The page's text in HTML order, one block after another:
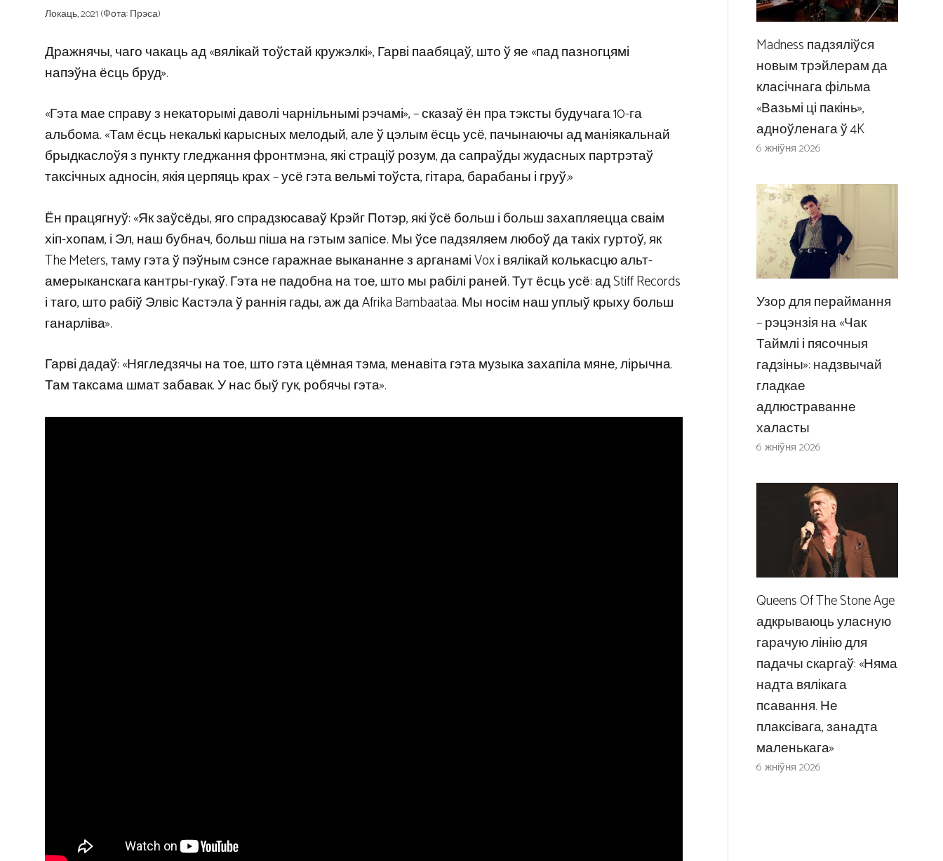
Локаць, 2021 (Фота: Прэса)
Дражнячы, чаго чакаць ад «вялікай тоўстай кружэлкі», Гарві паабяцаў, што ў яе «пад пазногцямі
напэўна ёсць бруд».
«Гэта мае справу з некаторымі даволі чарнільнымі рэчамі», – сказаў ён пра тэксты будучага 10-га
альбома. «Там ёсць некалькі карысных мелодый, але ў цэлым ёсць усё, пачынаючы ад маніякальнай
брыдкаслоўя з пункту гледжання фронтмэна, які страціў розум, да сапраўды жудасных партрэтаў
таксічных адносін, якія церпяць крах – усё гэта вельмі тоўста, гітара, барабаны і груў.»
Ён працягнуў: «Як заўсёды, яго спрадзюсаваў Крэйг Потэр, які ўсё больш і больш захапляецца сваім
хіп-хопам, і Эл, наш бубнач, больш піша на гэтым запісе. Мы ўсе падзяляем любоў да такіх гуртоў, як
The Meters, таму гэта ў пэўным сэнсе гаражнае выкананне з арганамі Vox і вялікай колькасцю альт-
амерыканскага кантры-гукаў. Гэта не падобна на тое, што мы рабілі раней. Тут ёсць усё: ад Stiff Records
і таго, што рабіў Элвіс Кастэла ў раннія гады, аж да Afrika Bambaataa. Мы носім наш уплыў крыху больш
ганарліва».
Гарві дадаў: «Нягледзячы на ​​тое, што гэта цёмная тэма, менавіта гэта музыка захапіла мяне, лірычна.
Там таксама шмат забавак. У нас быў гук, робячы гэта».
Madness падзяліўся
новым трэйлерам да
класічнага фільма
«Вазьмі ці пакінь»,
адноўленага ў 4K
6 жніўня 2026
Узор для пераймання
– рэцэнзія на «Чак
Таймлі і пясочныя
гадзіны»: надзвычай
гладкае
адлюстраванне
халасты
6 жніўня 2026
Queens Of The Stone Age
адкрываюць уласную
гарачую лінію для
падачы скаргаў: «Няма
надта вялікага
псавання. Не
плаксівага, занадта
маленькага»
6 жніўня 2026